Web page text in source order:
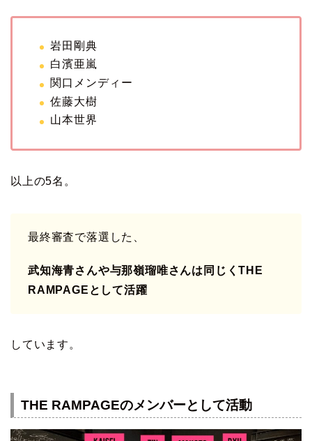
岩田剛典
白濱亜嵐
関口メンディー
佐藤大樹
山本世界
以上の5名。
最終審査で落選した、
武知海青さんや与那嶺瑠唯さんは同じくTHE
RAMPAGEとして活躍
しています。
THE RAMPAGEのメンバーとして活動